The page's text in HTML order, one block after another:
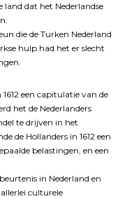
land dat het Nederlandse
die de Turken Nederland
hulp had het er slecht
een capitulatie van de
het de Nederlanders
te drijven in het
de Hollanders in 1612 een
belastingen, en een
in Nederland en
culturele